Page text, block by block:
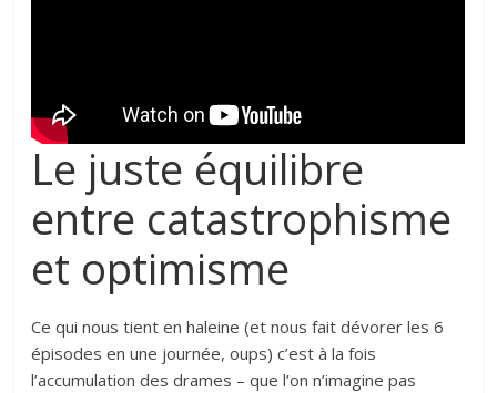
Le juste équilibre
entre catastrophisme
et optimisme
Ce qui nous tient en haleine (et nous fait dévorer les 6
épisodes en une journée, oups) c’est à la fois
l’accumulation des drames – que l’on n’imagine pas